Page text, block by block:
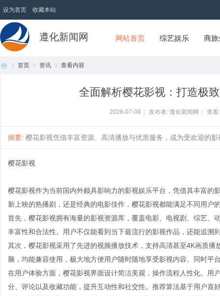
设为首页 收藏本站
遵化新闻网 网站首页 综艺娱乐 商
首页 资讯 查看内容
全面解析樱花影视：打造极
2026-07-08 发布者: 遵化新闻网 查
摘要: 樱花影视凭借丰富资源、高清播放与优质服务，成为受欢迎的
樱花影视
樱花影视作为当前国内外颇具影响力的影视娱乐平台，凭借其丰富的
新上映的热播剧，还是经典的电影佳作，樱花影视都能满足不同用户
首先，樱花影视拥有海量的影视资源库，覆盖电影、电视剧、综艺、
丰富性和合法性。用户不仅能看到当下最流行的影视作品，还能追溯
其次，樱花影视采用了先进的视频播放技术，支持高清甚至4K画质
脑，均能兼容使用，极大地方便用户随时随地享受影视内容。同时
在用户体验方面，樱花影视界面设计简洁美观，操作流程人性化。用
分、评论以及收藏功能，提升互动性和社交性。推荐算法基于用户喜